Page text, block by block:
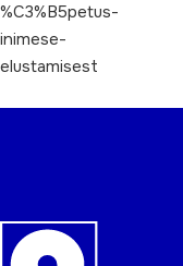
%C3%B5petus-
inimese-
elustamisest